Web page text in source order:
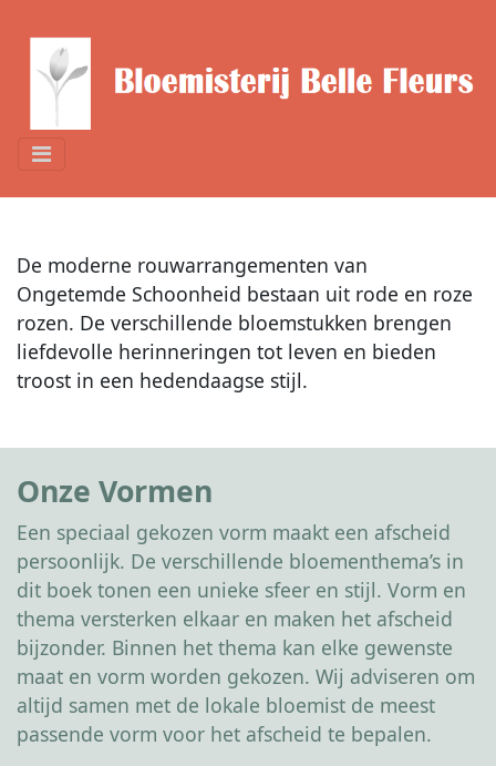
De moderne rouwarrangementen van
Ongetemde Schoonheid bestaan uit rode en roze
rozen. De verschillende bloemstukken brengen
liefdevolle herinneringen tot leven en bieden
troost in een hedendaagse stijl.
Onze Vormen
Een speciaal gekozen vorm maakt een afscheid
persoonlijk. De verschillende bloementhema’s in
dit boek tonen een unieke sfeer en stijl. Vorm en
thema versterken elkaar en maken het afscheid
bijzonder. Binnen het thema kan elke gewenste
maat en vorm worden gekozen. Wij adviseren om
altijd samen met de lokale bloemist de meest
passende vorm voor het afscheid te bepalen.